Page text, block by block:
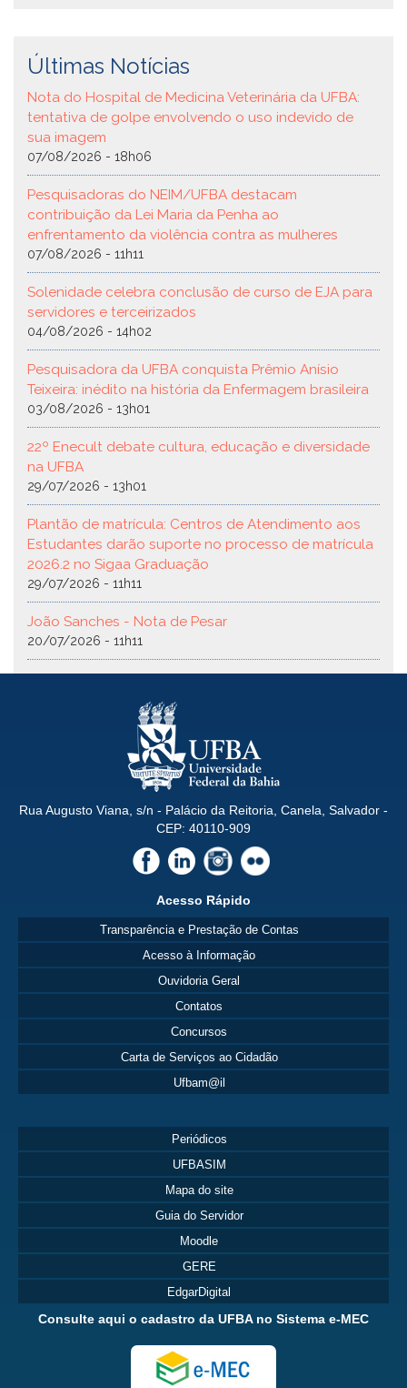
Últimas Notícias
Nota do Hospital de Medicina Veterinária da UFBA:
tentativa de golpe envolvendo o uso indevido de
sua imagem
07/08/2026 - 18h06
Pesquisadoras do NEIM/UFBA destacam
contribuição da Lei Maria da Penha ao
enfrentamento da violência contra as mulheres
07/08/2026 - 11h11
Solenidade celebra conclusão de curso de EJA para
servidores e terceirizados
04/08/2026 - 14h02
Pesquisadora da UFBA conquista Prêmio Anísio
Teixeira: inédito na história da Enfermagem brasileira
03/08/2026 - 13h01
22º Enecult debate cultura, educação e diversidade
na UFBA
29/07/2026 - 13h01
Plantão de matrícula: Centros de Atendimento aos
Estudantes darão suporte no processo de matrícula
2026.2 no Sigaa Graduação
29/07/2026 - 11h11
João Sanches - Nota de Pesar
20/07/2026 - 11h11
Rua Augusto Viana, s/n - Palácio da Reitoria, Canela, Salvador -
CEP: 40110-909
Acesso Rápido
Transparência e Prestação de Contas
Acesso à Informação
Ouvidoria Geral
Contatos
Concursos
Carta de Serviços ao Cidadão
Ufbam@il
Periódicos
UFBASIM
Mapa do site
Guia do Servidor
Moodle
GERE
EdgarDigital
Consulte aqui o cadastro da UFBA no Sistema e-MEC